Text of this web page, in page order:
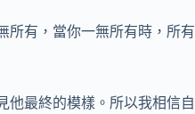
所有，當你一無所有時，所有
他最終的模樣。所以我相信自